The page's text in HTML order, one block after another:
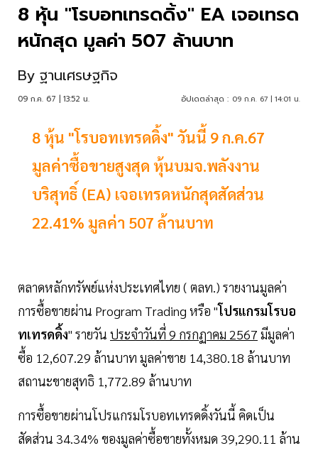
8 หุ้น "โรบอทเทรดดิ้ง" EA เจอเทรด
หนักสุด มูลค่า 507 ล้านบาท
By ฐานเศรษฐกิจ
09 ก.ค. 67 | 13:52 น. อัปเดตล่าสุด : 09 ก.ค. 67 | 14:01 น.
8 หุ้น "โรบอทเทรดดิ้ง" วันนี้ 9 ก.ค.67
มูลค่าซื้อขายสูงสุด หุ้นบมจ.พลังงาน
บริสุทธิ์ (EA) เจอเทรดหนักสุดสัดส่วน
22.41% มูลค่า 507 ล้านบาท
ตลาดหลักทรัพย์แห่งประเทศไทย ( ตลท.) รายงานมูลค่า
การซื้อขายผ่าน Program Trading หรือ "โปรแกรมโรบอ
ทเทรดดิ้ง" รายวัน ประจำวันที่ 9 กรกฏาคม 2567 มีมูลค่า
ซื้อ 12,607.29 ล้านบาท มูลค่าขาย 14,380.18 ล้านบาท
สถานะขายสุทธิ 1,772.89 ล้านบาท
การซื้อขายผ่านโปรแกรมโรบอทเทรดดิ้งวันนี้ คิดเป็น
สัดส่วน 34.34% ของมูลค่าซื้อขายทั้งหมด 39,290.11 ล้าน